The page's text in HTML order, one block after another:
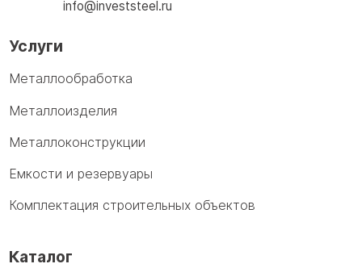
info@investsteel.ru
Услуги
Металлообработка
Металлоизделия
Металлоконструкции
Емкости и резервуары
Комплектация строительных объектов
Каталог